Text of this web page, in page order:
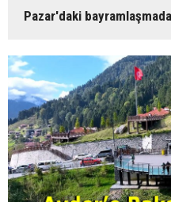
Pazar'daki